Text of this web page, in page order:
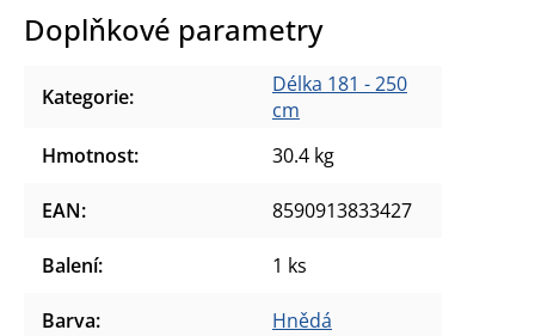
Doplňkové parametry
Kategorie:
Délka 181 - 250
cm
Hmotnost: 30.4 kg
EAN: 8590913833427
Balení: 1 ks
Barva: Hnědá